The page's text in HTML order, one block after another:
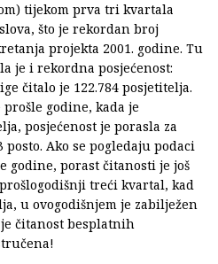
tijekom prva tri kvartala
što je rekordan broj
projekta 2001. godine. Tu
je i rekordna posjećenost:
čitalo je 122.784 posjetitelja.
godine, kada je
posjećenost je porasla za
posto. Ako se pogledaju podaci
godine, porast čitanosti je još
treći kvartal, kad
u ovogodišnjem je zabilježen
čitanost besplatnih